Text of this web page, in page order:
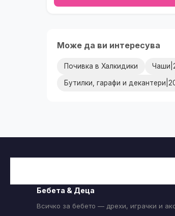
Може да ви интересува
Почивка в Халкидики
Бутилки, гарафи и
Бебета & Деца
Всичко за бебето — дрехи, играчки и